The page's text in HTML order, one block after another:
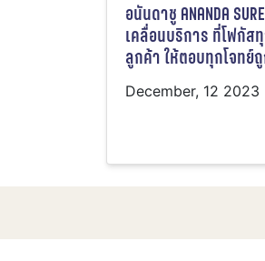
อนันดาชู ANANDA
เคลื่อนบริการ ที่โฟกัส
ลูกค้า ให้ตอบทุกโจทย์
December, 12 2023